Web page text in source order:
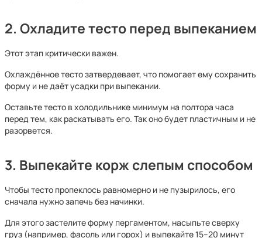
2. Охладите тесто перед выпеканием
Этот этап критически важен.
Охлаждённое тесто затвердевает, что помогает ему сохранить
форму и не даёт усадки при выпекании.
Оставьте тесто в холодильнике минимум на полтора часа
перед тем, как раскатывать его. Так оно будет пластичным и не
разорвется.
3. Выпекайте корж слепым способом
Чтобы тесто пропеклось равномерно и не пузырилось, его
сначала нужно запечь без начинки.
Для этого застелите форму пергаментом, насыпьте сверху
груз (например, фасоль или горох) и выпекайте 15–20 минут